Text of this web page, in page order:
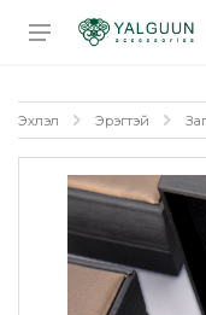
Эхлэл Эрэгтэй